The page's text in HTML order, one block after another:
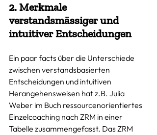
2. Merkmale
verstandsmässiger und
intuitiver Entscheidungen
Ein paar facts über die Unterschiede
zwischen verstandsbasierten
Entscheidungen und intuitiven
Herangehensweisen hat z.B. Julia
Weber im Buch ressourcenorientiertes
Einzelcoaching nach ZRM in einer
Tabelle zusammengefasst. Das ZRM